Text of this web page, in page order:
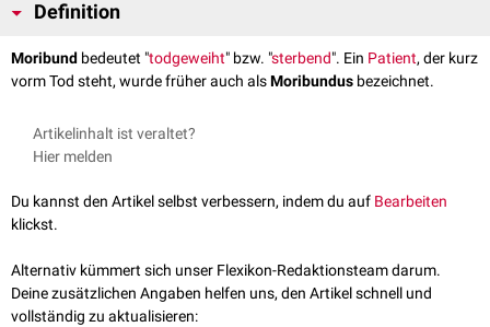
Definition
Moribund bedeutet "todgeweiht" bzw. "sterbend". Ein Patient, der kurz
vorm Tod steht, wurde früher auch alsMoribundus bezeichnet.
Artikelinhalt ist veraltet?
Hier melden
Du kannst den Artikel selbst verbessern, indem du auf Bearbeiten
klickst.
Alternativ kümmert sich unser Flexikon-Redaktionsteam darum.
Deine zusätzlichen Angaben helfen uns, den Artikel schnell und
vollständig zu aktualisieren: